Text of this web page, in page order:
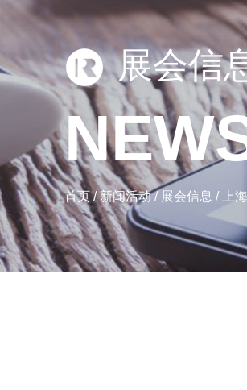
展会信
NEW
首页/新闻活动/ 展会信息 / 上